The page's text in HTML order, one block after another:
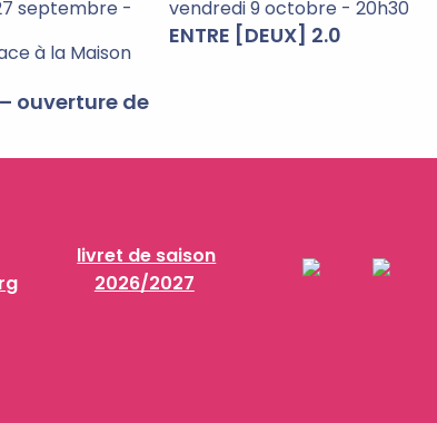
septembre -
à la Maison
– ouverture de
vendredi 9 octobre - 20h30
ENTRE [DEUX] 2.0
livret de saison
2026/2027